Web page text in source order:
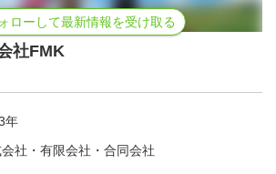
ローして最新情報を受け取る
社FMK
年
社・有限会社・合同会社